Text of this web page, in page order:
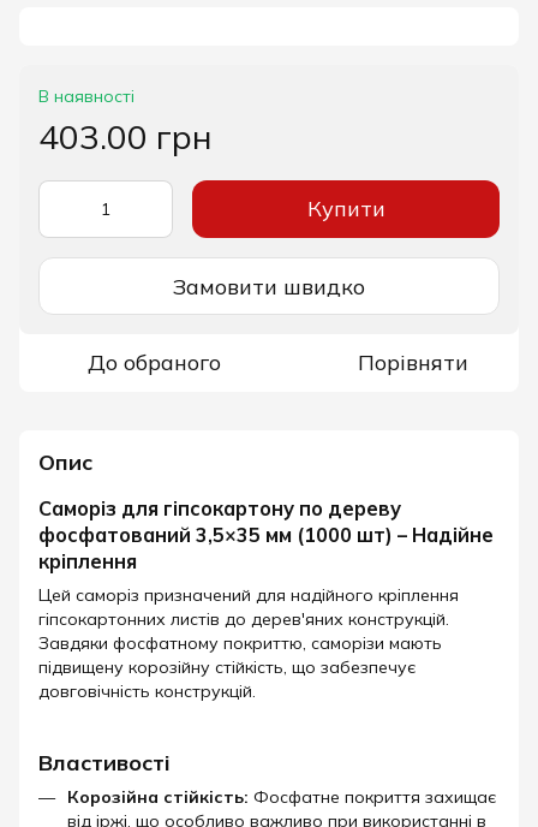
В наявності
403.00 грн
Купити
Замовити швидко
До обраного Порівняти
Опис
Саморіз для гіпсокартону по дереву
фосфатований 3,5×35 мм (1000 шт) – Надійне
кріплення
Цей саморіз призначений для надійного кріплення
гіпсокартонних листів до дерев'яних конструкцій.
Завдяки фосфатному покриттю, саморізи мають
підвищену корозійну стійкість, що забезпечує
довговічність конструкцій.​
Властивості
Корозійна стійкість: Фосфатне покриття захищає
від іржі, що особливо важливо при використанні в